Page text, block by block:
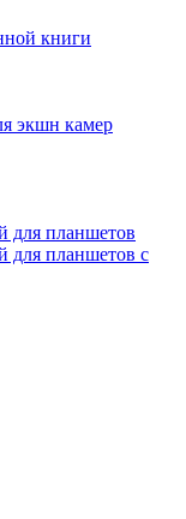
книги
экшн камер
для планшетов
для планшетов с